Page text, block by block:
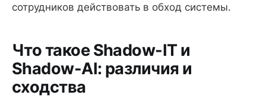
сотрудников действовать в обход системы.
Что такое Shadow-IT и
Shadow-AI: различия и
сходства